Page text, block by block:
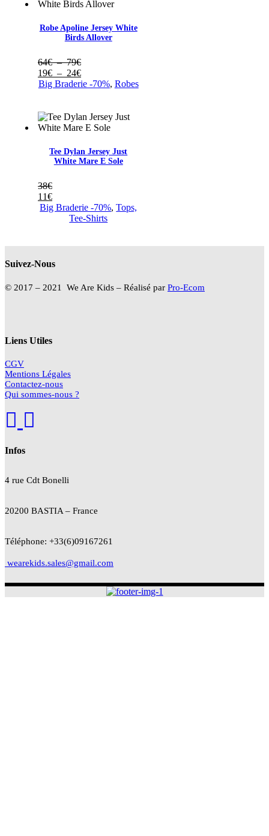
Robe Apoline Jersey White
Birds Allover
64€ – 79€Plage
de
prix :
79€
19€ – 24€Plage
de
à
24€
Big Braderie -70%, Robes
Tee Dylan Jersey Just
White Mare E Sole
38€
11€
Big Braderie -70%,Tops,
Tee-Shirts
Infos
4 rue Cdt Bonelli
20200 BASTIA – France
Téléphone: +33(6)09167261
wearekids.sales@gmail.com
Liens Utiles
CGV
Mentions Légales
Contactez-nous
Qui sommes-nous ?
Suivez-Nous
© 2017 – 2021 We Are Kids – Réalisé par Pro-Ecom